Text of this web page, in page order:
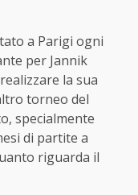
a Parigi ogni
per Jannik
la sua
torneo del
specialmente
di partite a
riguarda il